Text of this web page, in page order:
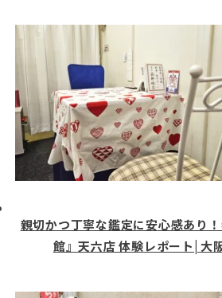
親切かつ丁寧な鑑定に安心感あり
館』天六店 体験レポート| 大